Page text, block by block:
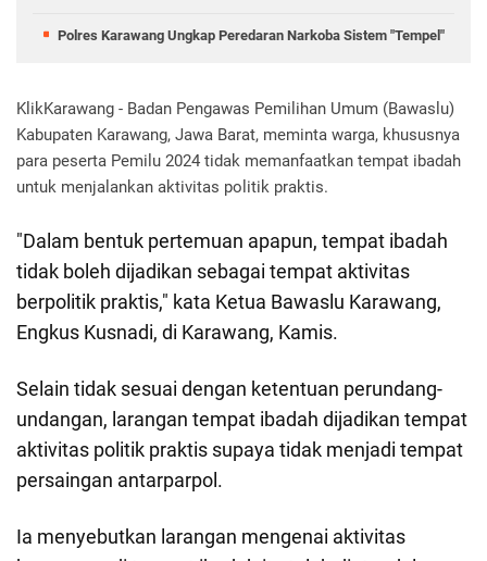
Polres Karawang Ungkap Peredaran Narkoba Sistem "Tempel"
KlikKarawang - Badan Pengawas Pemilihan Umum (Bawaslu)
Kabupaten Karawang, Jawa Barat, meminta warga, khususnya
para peserta Pemilu 2024 tidak memanfaatkan tempat ibadah
untuk menjalankan aktivitas politik praktis.
"Dalam bentuk pertemuan apapun, tempat ibadah
tidak boleh dijadikan sebagai tempat aktivitas
berpolitik praktis," kata Ketua Bawaslu Karawang,
Engkus Kusnadi, di Karawang, Kamis.
Selain tidak sesuai dengan ketentuan perundang-
undangan, larangan tempat ibadah dijadikan tempat
aktivitas politik praktis supaya tidak menjadi tempat
persaingan antarparpol.
Ia menyebutkan larangan mengenai aktivitas